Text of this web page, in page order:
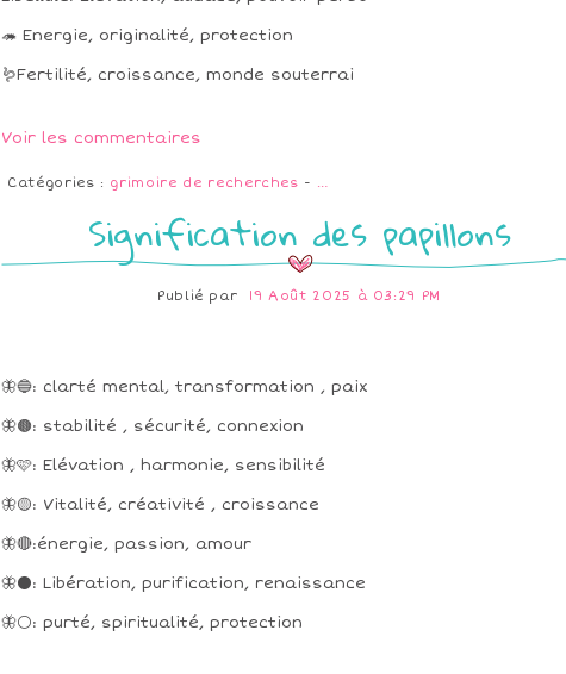
🦔 Energie, originalité, protection
🪱Fertilité, croissance, monde souterrai
Voir les commentaires
Catégories : grimoire de recherches - …
Signification des papillons
Publié par 19 Août 2025 à 03:29 PM
🦋🔵: clarté mental, transformation , paix
🦋🟤: stabilité , sécurité, connexion
🦋🩷: Elévation , harmonie, sensibilité
🦋🟡: Vitalité, créativité , croissance
🦋🔴:énergie, passion, amour
🦋⚫: Libération, purification, renaissance
🦋⚪: purté, spiritualité, protection